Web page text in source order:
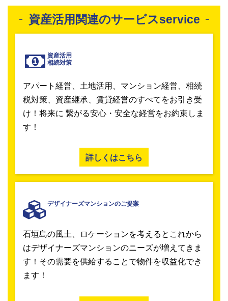
資産活用関連のサービスservice
資産活用
相続対策
アパート経営、土地活用、マンション経営、相続
税対策、資産継承、賃貸経営のすべてをお引き受
け！将来に 繋がる安心・安全な経営をお約束しま
す！
詳しくはこちら
デザイナーズマンションのご提案
石垣島の風土、ロケーションを考えるとこれから
はデザイナーズマンションのニーズが増えてきま
す！その需要を供給することで物件を収益化でき
ます！